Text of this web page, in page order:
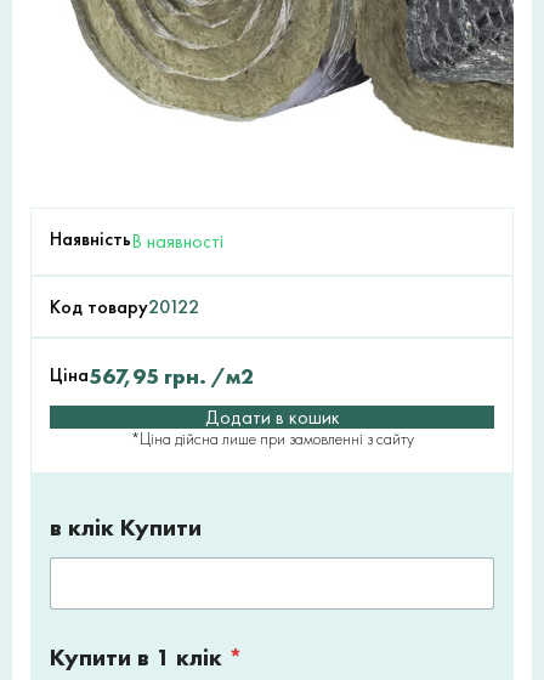
НаявністьВ наявності
Код товару20122
Ціна567,95 грн. /м2
Додати в кошик
*Ціна дійсна лише при замовленні з сайту
в клік Купити
Купити в 1 клік *